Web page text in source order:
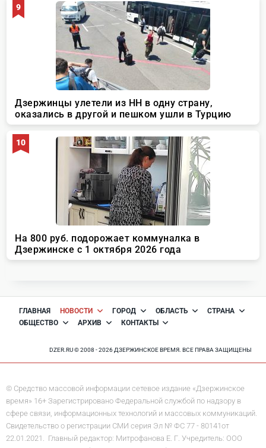
ГЛАВНАЯ НОВОСТИ ГОРОД ОБЛАСТЬ
СТРАНА
ОБЩЕСТВО
АРХИВ КОНТАКТЫ
DZER.RU © 2008 - 2026 ДЗЕРЖИНСКОЕ ВРЕМЯ. ВСЕ ПРАВА ЗАЩИЩЕНЫ
© Средство массовой информации сетевое издание «Дзержинское
время» 16+ Зарегистрировано Федеральной службой по надзору в
сфере связи, информационных технологий и массовых коммуникаций.
Свидетельство о регистрации СМИ серия Эл № ФС 77 - 80141от
22.01.2021. Главный редактор: Митрофанова Е. Г. Учредитель: ООО